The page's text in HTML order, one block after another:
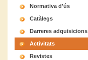
Normativa d'ús
Catàlegs
Darreres adquisicions
Activitats
Revistes